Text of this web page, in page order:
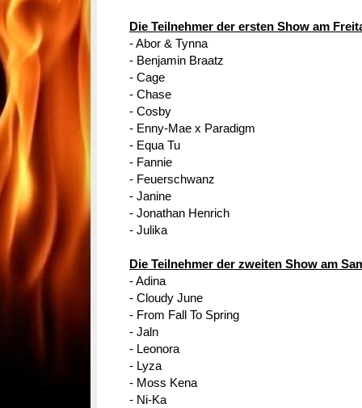
Die Teilnehmer der ersten Show am
- Abor & Tynna
- Benjamin Braatz
- Cage
- Chase
- Cosby
- Enny-Mae x Paradigm
- Equa Tu
- Fannie
- Feuerschwanz
- Janine
- Jonathan Henrich
- Julika
Die Teilnehmer der zweiten Show am
- Adina
- Cloudy June
- From Fall To Spring
- Jaln
- Leonora
- Lyza
- Moss Kena
- Ni-Ka